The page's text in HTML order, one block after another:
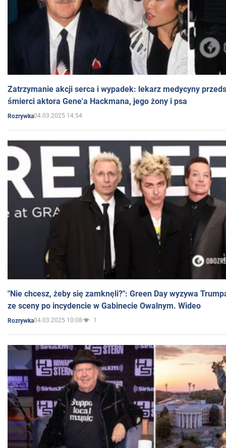
Zatrzymanie akcji serca i wypadek: lekarz medycyny
śmierci aktora Gene'a Hackmana, jego żony i psa
Rozrywka04.03.2025 14:54
"Nie chcesz, żeby się zamknęli?": Green Day wyzywa
ze sceny po incydencie w Gabinecie Owalnym. Wideo
Rozrywka04.03.2025 10:08 1